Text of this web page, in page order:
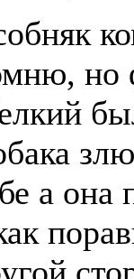
но
а она